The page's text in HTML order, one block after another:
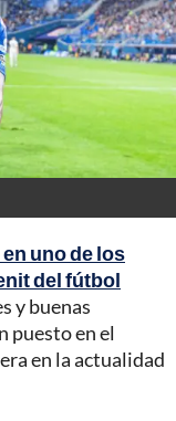
uno de los
del fútbol
y buenas
puesto en el
en la actualidad